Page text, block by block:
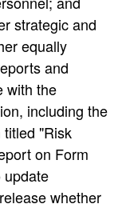
strategic and
equally
and
with the
including the
"Risk
on Form
update
whether